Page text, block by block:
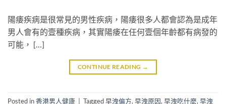
陽痿疾病是很常見的男性疾病，陽痿很多人都會認為是成年
男人會有的壹種疾病，其實陽痿在任何壹個年齡都有病發的
可能， […]
CONTINUE READING →
Posted in香港男人健康 Tagged早洩偏方, 早洩原因, 早洩吃什麼, 早洩